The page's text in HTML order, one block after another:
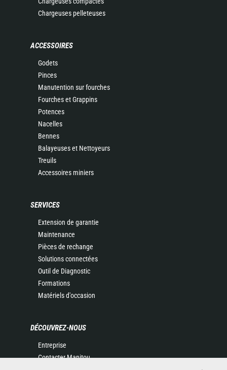
Chargeuses pelleteuses
ACCESSOIRES
Godets
Pinces
Manutention sur fourches
Fourches et Grappins
Potences
Nacelles
Bennes
Balayeuses et Nettoyeurs
Treuils
Accessoires miniers
SERVICES
Extension de garantie
Maintenance
Pièces de rechange
Solutions connectées
Outil de Diagnostic
Formations
Matériels d'occasion
DÉCOUVREZ-NOUS
Entreprise
Contacter Manitou